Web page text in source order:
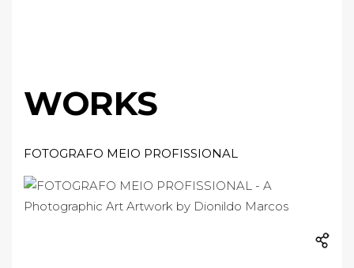
WORKS
FOTOGRAFO MEIO PROFISSIONAL